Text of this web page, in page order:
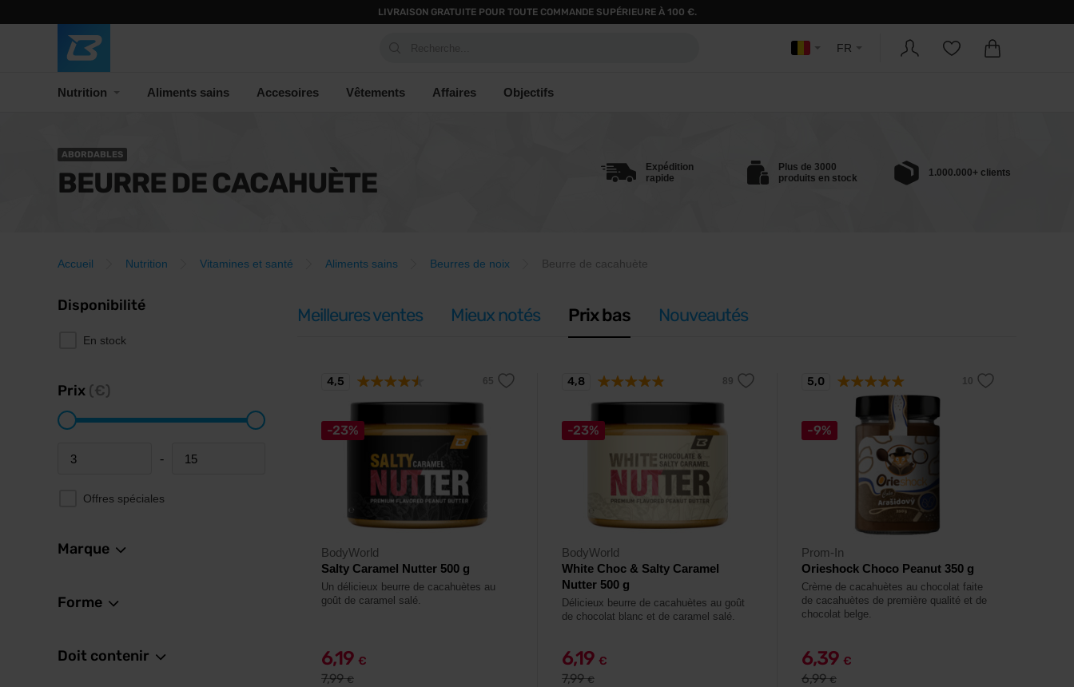
LIVRAISON GRATUITE POUR TOUTE COMMANDE SUPÉRIEURE À 100 €.
FR
Nutrition Aliments sains Accesoires Vêtements Affaires Objectifs
ABORDABLES
BEURRE DE CACAHUÈTE
Expédition
rapide
Plus de 3000
produits en stock
1.000.000+ clients
Accueil Nutrition Vitamines et santé Aliments sains Beurres de noix Beurre de cacahuète
Disponibilité
En stock
Prix (€)
Minimum price -
Maximum price
Offres spéciales
Marque
Forme
Doit contenir
Meilleures ventes Mieux notés Prix bas Nouveautés
-23%
BodyWorld
Salty Caramel Nutter 500 g
Un délicieux beurre de cacahuètes au
goût de caramel salé.
6,19 €
7,99€
4,5
-23%
BodyWorld
White Choc & Salty Caramel
Nutter 500 g
Délicieux beurre de cacahuètes au goût
de chocolat blanc et de caramel salé.
6,19 €
7,99€
4,8
-9%
Prom-In
Orieshock Choco Peanut 350 g
Crème de cacahuètes au chocolat faite
de cacahuètes de première qualité et de
chocolat belge.
6,39 €
6,99€
5,0